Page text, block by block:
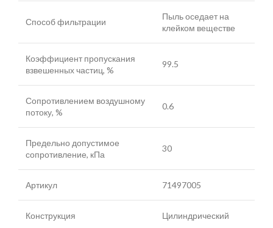
Способ фильтрации
Пыль оседает на
клейком веществе
Коэффициент пропускания
взвешенных частиц, %
99.5
Сопротивлением воздушному
потоку, %
0.6
Предельно допустимое
сопротивление, кПа
30
Артикул 71497005
Конструкция Цилиндрический